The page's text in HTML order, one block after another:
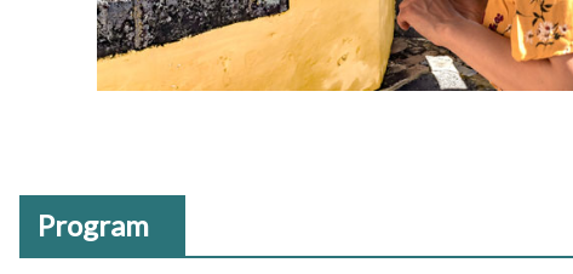
Program